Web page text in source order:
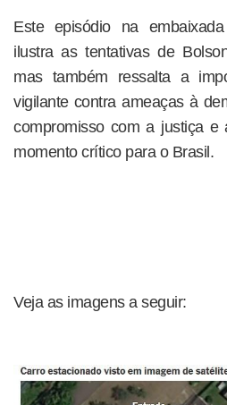
Este episódio na
ilustra as tentativas de
mas também ressalta a
vigilante contra ameaças à
compromisso com a justiça e
momento crítico para o Brasil.
Veja as imagens a seguir: